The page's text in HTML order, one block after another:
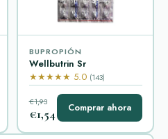
BUPROPIÓN
Wellbutrin Sr
★★★★★ 5.0 (143)
€1,93
€1,54 Comprar ahora